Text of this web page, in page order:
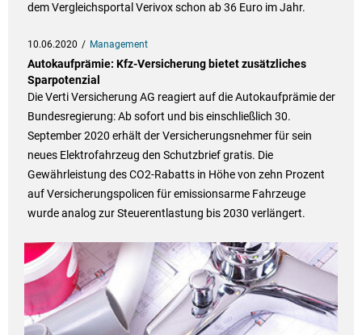
dem Vergleichsportal Verivox schon ab 36 Euro im Jahr.
10.06.2020 Management
Autokaufprämie: Kfz-Versicherung bietet zusätzliches
Sparpotenzial
Die Verti Versicherung AG reagiert auf die Autokaufprämie der
Bundesregierung: Ab sofort und bis einschließlich 30.
September 2020 erhält der Versicherungsnehmer für sein
neues Elektrofahrzeug den Schutzbrief gratis. Die
Gewährleistung des CO2-Rabatts in Höhe von zehn Prozent
auf Versicherungspolicen für emissionsarme Fahrzeuge
wurde analog zur Steuerentlastung bis 2030 verlängert.